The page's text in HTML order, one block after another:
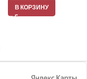
В КОРЗИНУ